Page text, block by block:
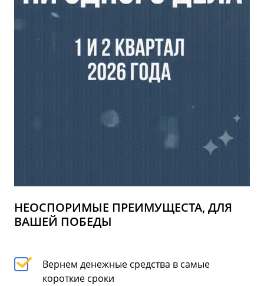
НЕОСПОРИМЫЕ ПРЕИМУЩЕСТА, ДЛЯ
ВАШЕЙ ПОБЕДЫ
Вернем денежные средства в самые
короткие сроки